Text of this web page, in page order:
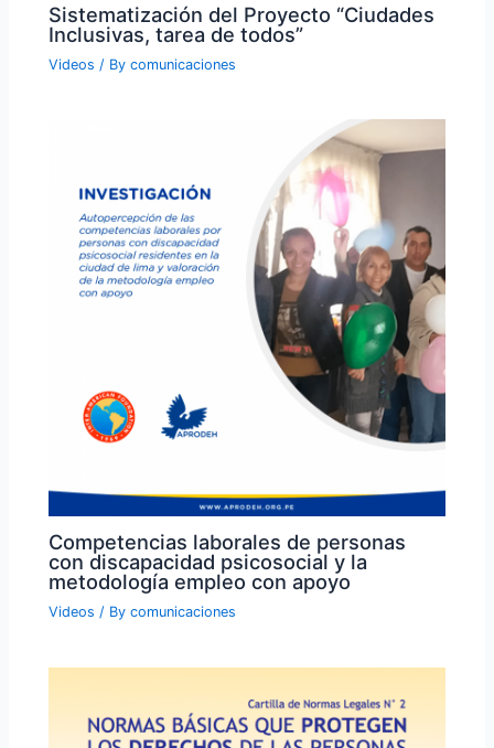
Sistematización del Proyecto “Ciudades
Inclusivas, tarea de todos”
Videos / Bycomunicaciones
Competencias laborales de personas
con discapacidad psicosocial y la
metodología empleo con apoyo
Videos / Bycomunicaciones